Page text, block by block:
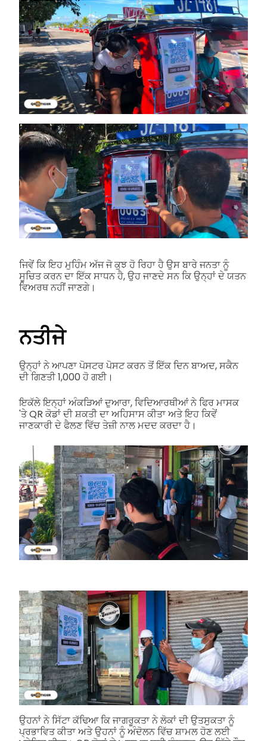
ਜਿਵੇਂ ਕਿ ਇਹ ਮੁਹਿੰਮ ਅੱਜ ਜੋ ਕੁਝ ਹੋ ਰਿਹਾ ਹੈ ਉਸ ਬਾਰੇ ਜਨਤਾ ਨੂੰ
ਸੂਚਿਤ ਕਰਨ ਦਾ ਇੱਕ ਸਾਧਨ ਹੈ, ਉਹ ਜਾਣਦੇ ਸਨ ਕਿ ਉਨ੍ਹਾਂ ਦੇ ਯਤਨ
ਵਿਅਰਥ ਨਹੀਂ ਜਾਣਗੇ।
ਨਤੀਜੇ
ਉਨ੍ਹਾਂ ਨੇ ਆਪਣਾ ਪੋਸਟਰ ਪੋਸਟ ਕਰਨ ਤੋਂ ਇੱਕ ਦਿਨ ਬਾਅਦ, ਸਕੈਨ
ਦੀ ਗਿਣਤੀ 1,000 ਹੋ ਗਈ।
ਇਕੱਲੇ ਇਨ੍ਹਾਂ ਅੰਕੜਿਆਂ ਦੁਆਰਾ, ਵਿਦਿਆਰਥੀਆਂ ਨੇ ਫਿਰ ਮਾਸਕ
'ਤੇ QR ਕੋਡਾਂ ਦੀ ਸ਼ਕਤੀ ਦਾ ਅਹਿਸਾਸ ਕੀਤਾ ਅਤੇ ਇਹ ਕਿਵੇਂ
ਜਾਣਕਾਰੀ ਦੇ ਫੈਲਣ ਵਿੱਚ ਤੇਜ਼ੀ ਨਾਲ ਮਦਦ ਕਰਦਾ ਹੈ।
ਉਹਨਾਂ ਨੇ ਸਿੱਟਾ ਕੱਢਿਆ ਕਿ ਜਾਗਰੂਕਤਾ ਨੇ ਲੋਕਾਂ ਦੀ ਉਤਸੁਕਤਾ ਨੂੰ
ਪ੍ਰਭਾਵਿਤ ਕੀਤਾ ਅਤੇ ਉਹਨਾਂ ਨੂੰ ਅੰਦੋਲਨ ਵਿੱਚ ਸ਼ਾਮਲ ਹੋਣ ਲਈ